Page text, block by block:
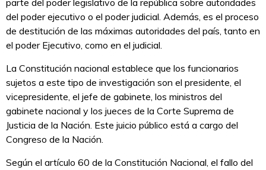
parte del poder legislativo de la república sobre autoridades
del poder ejecutivo o el poder judicial. Además, es el proceso
de destitución de las máximas autoridades del país, tanto en
el poder Ejecutivo, como en el judicial.
La Constitución nacional establece que los funcionarios
sujetos a este tipo de investigación son el presidente, el
vicepresidente, el jefe de gabinete, los ministros del
gabinete nacional y los jueces de la Corte Suprema de
Justicia de la Nación. Este juicio público está a cargo del
Congreso de la Nación.
Según el artículo 60 de la Constitución Nacional, el fallo del